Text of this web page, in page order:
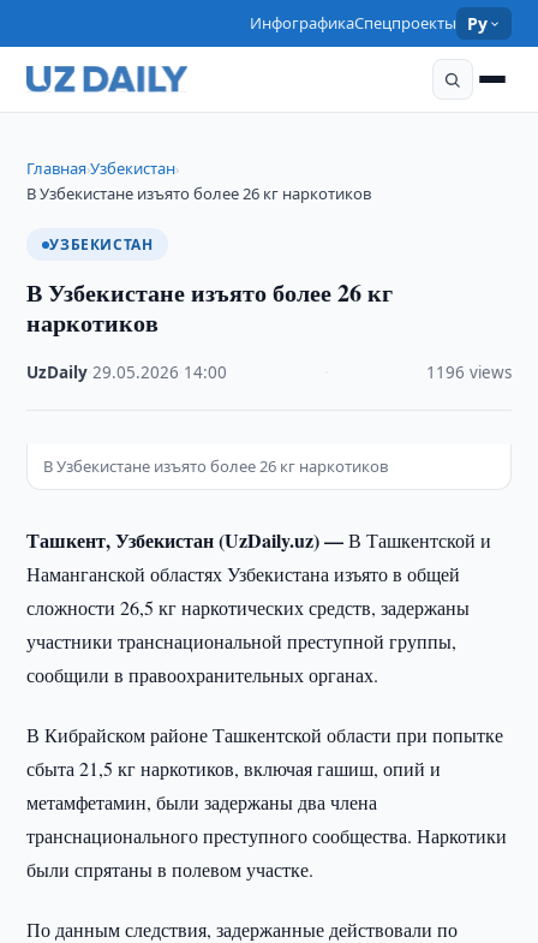
ИнфографикаСпецпроекты Ру
Главная›Узбекистан›
В Узбекистане изъято более 26 кг наркотиков
УЗБЕКИСТАН
В Узбекистане изъято более 26 кг
наркотиков
UzDaily ·29.05.2026 14:00 1196 views
В Узбекистане изъято более 26 кг наркотиков
Ташкент, Узбекистан (UzDaily.uz) —В Ташкентской и
Наманганской областях Узбекистана изъято в общей
сложности 26,5 кг наркотических средств, задержаны
участники транснациональной преступной группы,
сообщили в правоохранительных органах.
В Кибрайском районе Ташкентской области при попытке
сбыта 21,5 кг наркотиков, включая гашиш, опий и
метамфетамин, были задержаны два члена
транснационального преступного сообщества. Наркотики
были спрятаны в полевом участке.
По данным следствия, задержанные действовали по